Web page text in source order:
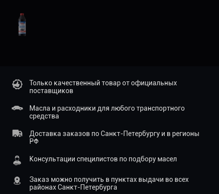
Только качественный товар от официальных
поставщиков
Масла и расходники для любого транспортного
средства
Доставка заказов по Санкт-Петербургу и в регионы
РФ
Консультации специлистов по подбору масел
Заказ можно получить в пунктах выдачи во всех
районах Санкт-Петербурга